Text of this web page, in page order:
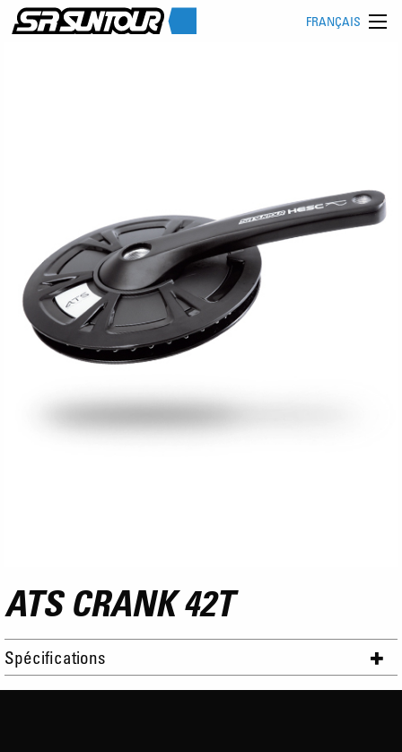
FRANÇAIS
ATS CRANK 42T
Spécifications